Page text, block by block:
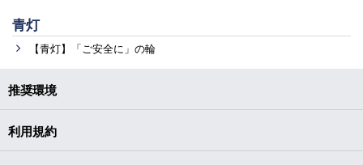
青灯
【青灯】「ご安全に」の輪
推奨環境
利用規約